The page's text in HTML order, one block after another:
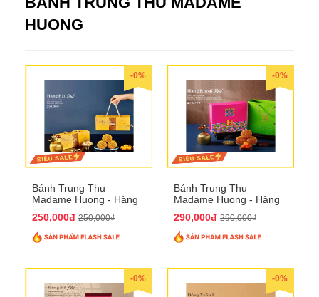
HUONG
-0%
Bánh Trung Thu
Madame Huong - Hàng
250,000đ 250,000₫
-0%
Bánh Trung Thu
Madame Huong - Hàng
290,000đ 290,000₫
-0% -0%